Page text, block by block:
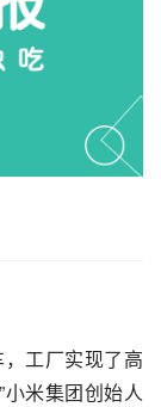
工厂实现了高
米集团创始人